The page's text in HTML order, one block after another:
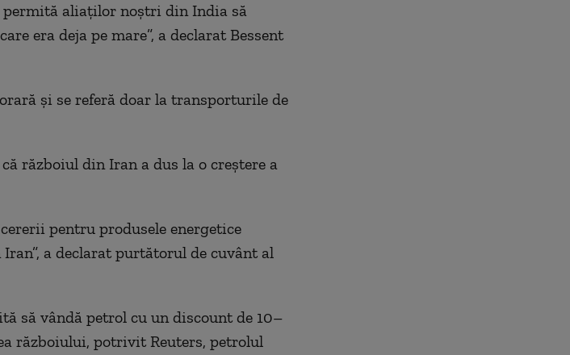
permită aliaților noștri din India să
era deja pe mare”, a declarat Bessent
și se referă doar la transporturile de
războiul din Iran a dus la o creștere a
pentru produsele energetice
a declarat purtătorul de cuvânt al
să vândă petrol cu un discount de 10–
războiului, potrivit Reuters, petrolul